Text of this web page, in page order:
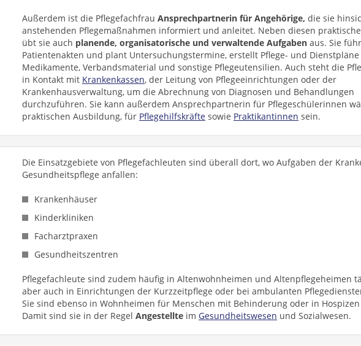
Außerdem ist die Pflegefachfrau Ansprechpartnerin für Angehörige, die sie
anstehenden Pflegemaßnahmen informiert und anleitet. Neben diesen
übt sie auch planende, organisatorische und verwaltende Aufgaben aus. Sie
Patientenakten und plant Untersuchungstermine, erstellt Pflege- und
Medikamente, Verbandsmaterial und sonstige Pflegeutensilien. Auch steht die
in Kontakt mit Krankenkassen, der Leitung von Pflegeeinrichtungen oder der
Krankenhausverwaltung, um die Abrechnung von Diagnosen und Behandlungen
durchzuführen. Sie kann außerdem Ansprechpartnerin für Pflegeschülerinnen
praktischen Ausbildung, für Pflegehilfskräfte sowie Praktikantinnen sein.
Die Einsatzgebiete von Pflegefachleuten sind überall dort, wo Aufgaben der
Gesundheitspflege anfallen:
Krankenhäuser
Kinderkliniken
Facharztpraxen
Gesundheitszentren
Pflegefachleute sind zudem häufig in Altenwohnheimen und Altenpflegeheimen
aber auch in Einrichtungen der Kurzzeitpflege oder bei ambulanten
Sie sind ebenso in Wohnheimen für Menschen mit Behinderung oder in
Damit sind sie in der Regel Angestellte im Gesundheitswesen und Sozialwesen.